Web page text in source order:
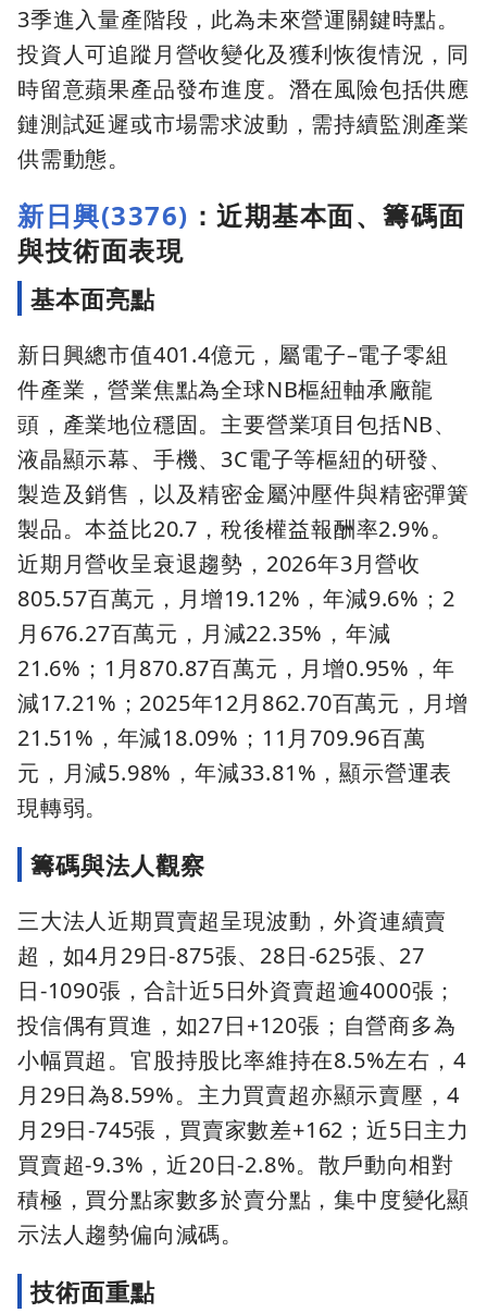
3季進入量產階段，此為未來營運關鍵時點。
投資人可追蹤月營收變化及獲利恢復情況，同
時留意蘋果產品發布進度。潛在風險包括供應
鏈測試延遲或市場需求波動，需持續監測產業
供需動態。
新日興(3376) ：近期基本面、籌碼面
與技術面表現
基本面亮點
新日興總市值401.4億元，屬電子–電子零組
件產業，營業焦點為全球NB樞紐軸承廠龍
頭，產業地位穩固。主要營業項目包括NB、
液晶顯示幕、手機、3C電子等樞紐的研發、
製造及銷售，以及精密金屬沖壓件與精密彈簧
製品。本益比20.7，稅後權益報酬率2.9%。
近期月營收呈衰退趨勢，2026年3月營收
805.57百萬元，月增19.12%，年減9.6%；2
月676.27百萬元，月減22.35%，年減
21.6%；1月870.87百萬元，月增0.95%，年
減17.21%；2025年12月862.70百萬元，月增
21.51%，年減18.09%；11月709.96百萬
元，月減5.98%，年減33.81%，顯示營運表
現轉弱。
籌碼與法人觀察
三大法人近期買賣超呈現波動，外資連續賣
超，如4月29日-875張、28日-625張、27
日-1090張，合計近5日外資賣超逾4000張；
投信偶有買進，如27日+120張；自營商多為
小幅買超。官股持股比率維持在8.5%左右，4
月29日為8.59%。主力買賣超亦顯示賣壓，4
月29日-745張，買賣家數差+162；近5日主力
買賣超-9.3%，近20日-2.8%。散戶動向相對
積極，買分點家數多於賣分點，集中度變化顯
示法人趨勢偏向減碼。
技術面重點